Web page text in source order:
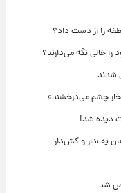
را از دست داد؟
را خالی نگه می‌دارند؟
خار چشم می‌درخشند»
شد